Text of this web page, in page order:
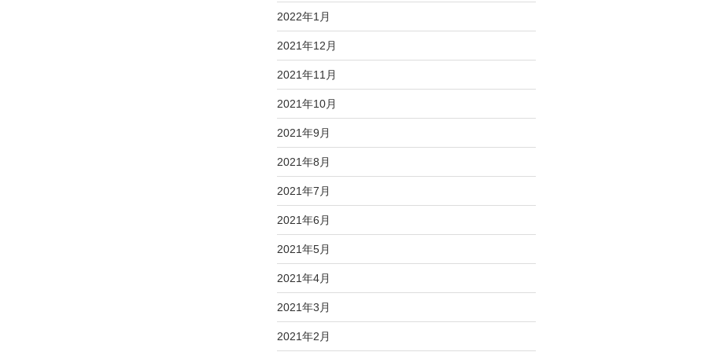
2022年1月
2021年12月
2021年11月
2021年10月
2021年9月
2021年8月
2021年7月
2021年6月
2021年5月
2021年4月
2021年3月
2021年2月